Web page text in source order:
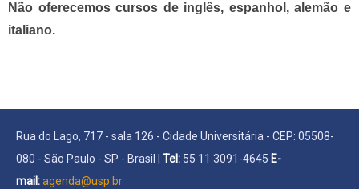
Não oferecemos cursos de inglês, espanhol, alemão e
italiano.
Rua do Lago, 717 - sala 126 - Cidade Universitária - CEP: 05508-
080 - São Paulo - SP - Brasil | Tel: 55 11 3091-4645 E-
mail:agenda@usp.br